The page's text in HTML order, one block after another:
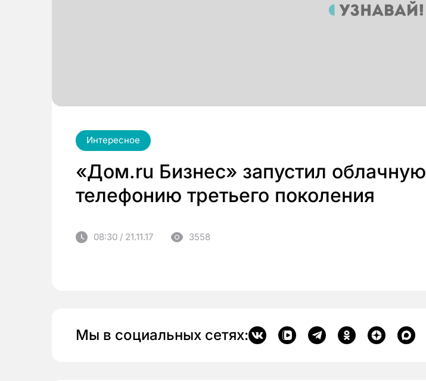
Интересное
«Дом.ru Бизнес» запустил облачную
телефонию третьего поколения
08:30 / 21.11.17 3558
Мы в социальных сетях: